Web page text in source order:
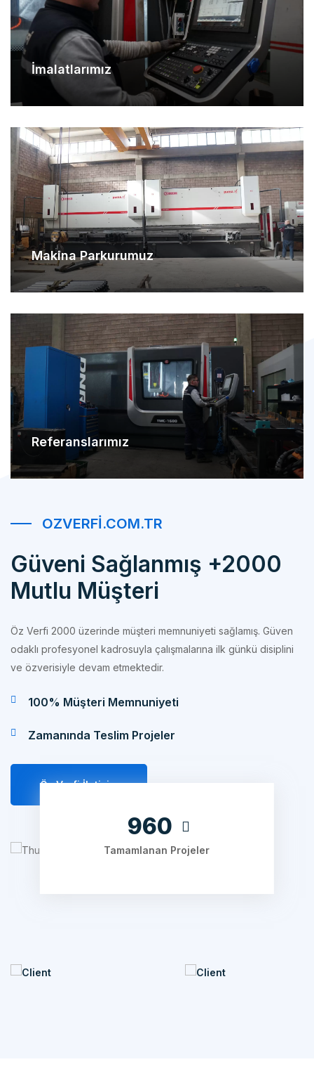
İmalatlarımız
Makina Parkurumuz
Referanslarımız
Güveni Sağlanmış +2000
Mutlu Müşteri
Öz Verfi 2000 üzerinde müşteri memnuniyeti sağlamış. Güven
ve özverisiyle devam etmektedir.
100% Müşteri Memnuniyeti
Zamanında Teslim Projeler
Tamamlanan Projeler